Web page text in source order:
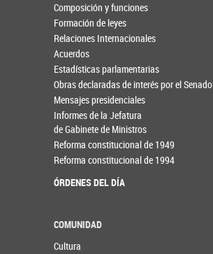
Composición y funciones
Formación de leyes
Relaciones Internacionales
Acuerdos
Estadísticas parlamentarias
Obras declaradas de interés por el Senado
Mensajes presidenciales
Informes de la Jefatura
de Gabinete de Ministros
Reforma constitucional de 1949
Reforma constitucional de 1994
ÓRDENES DEL DÍA
COMUNIDAD
Cultura